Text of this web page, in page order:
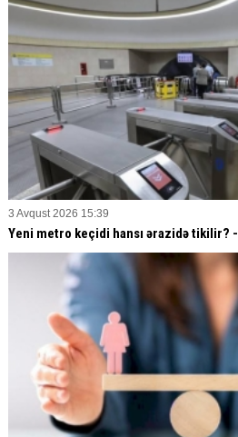
3 Avqust 2026 15:39
Yeni metro keçidi hansı ərazidə tikilir? -